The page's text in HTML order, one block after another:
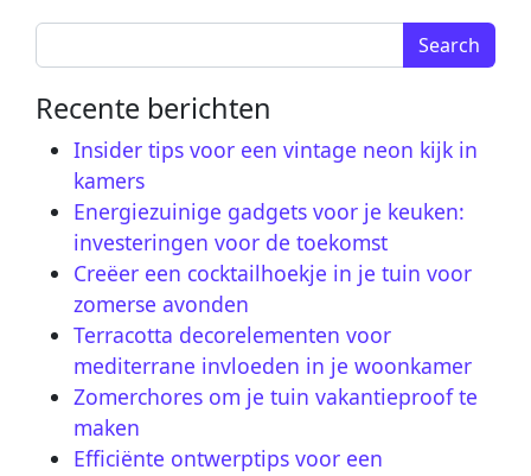
Search for:
Recente berichten
Insider tips voor een vintage neon kijk in
kamers
Energiezuinige gadgets voor je keuken:
investeringen voor de toekomst
Creëer een cocktailhoekje in je tuin voor
zomerse avonden
Terracotta decorelementen voor
mediterrane invloeden in je woonkamer
Zomerchores om je tuin vakantieproof te
maken
Efficiënte ontwerptips voor een